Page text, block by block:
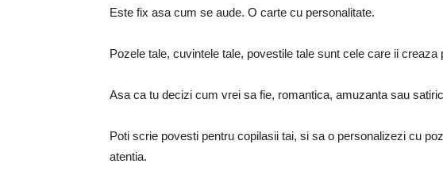
Este fix asa cum se aude. O carte cu personalitate.
Pozele tale, cuvintele tale, povestile tale sunt cele care ii creaza
Asa ca tu decizi cum vrei sa fie, romantica, amuzanta sau
Poti scrie povesti pentru copilasii tai, si sa o personalizezi cu
atentia.